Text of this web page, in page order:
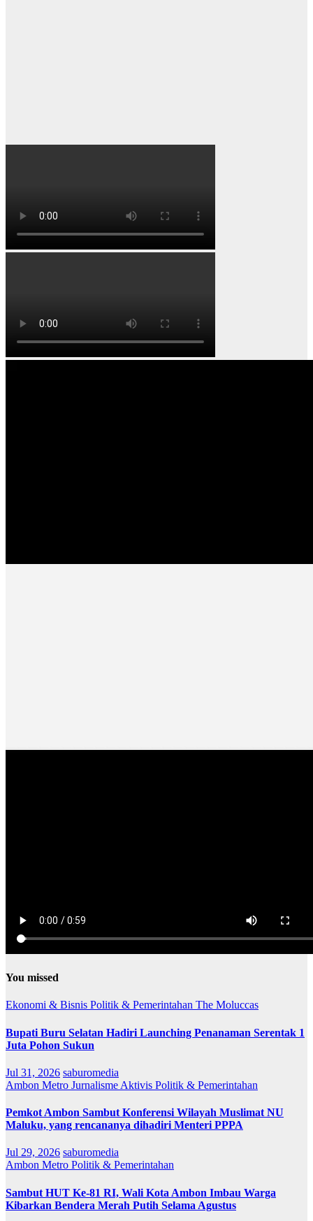
You missed
Ekonomi & Bisnis Politik & Pemerintahan The Moluccas
Bupati Buru Selatan Hadiri Launching Penanaman Serentak 1
Juta Pohon Sukun
Jul 31, 2026 saburomedia
Ambon Metro Jurnalisme Aktivis Politik & Pemerintahan
Pemkot Ambon Sambut Konferensi Wilayah Muslimat NU
Maluku, yang rencananya dihadiri Menteri PPPA
Jul 29, 2026 saburomedia
Ambon Metro Politik & Pemerintahan
Sambut HUT Ke-81 RI, Wali Kota Ambon Imbau Warga
Kibarkan Bendera Merah Putih Selama Agustus